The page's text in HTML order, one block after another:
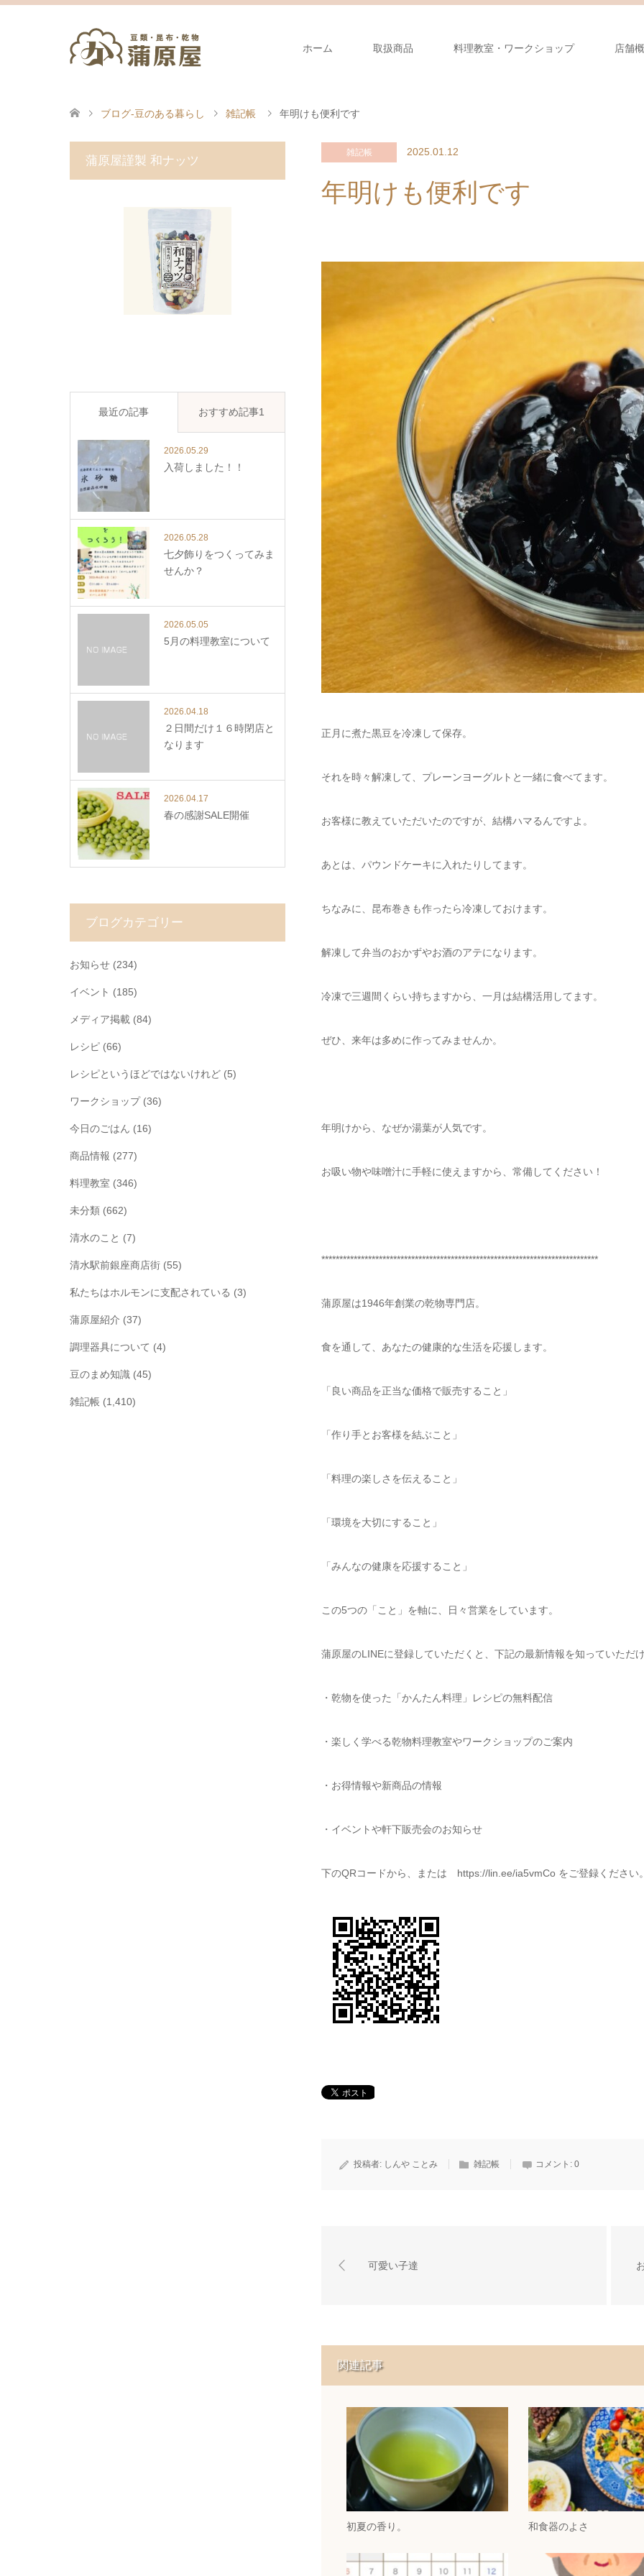
ホーム 取扱商品 料理教室・ワークショップ 店舗
ブログ-豆のある暮らし 雑記帳 年明けも便利です
雑記帳 2025.01.12
年明けも便利です
正月に煮た黒豆を冷凍して保存。
それを時々解凍して、プレーンヨーグルトと一緒に食べてます。
お客様に教えていただいたのですが、結構ハマるんですよ。
あとは、パウンドケーキに入れたりしてます。
ちなみに、昆布巻きも作ったら冷凍しておけます。
解凍して弁当のおかずやお酒のアテになります。
冷凍で三週間くらい持ちますから、一月は結構活用してます。
ぜひ、来年は多めに作ってみませんか。
年明けから、なぜか湯葉が人気です。
お吸い物や味噌汁に手軽に使えますから、常備してください！
*****************************************************************************
蒲原屋は1946年創業の乾物専門店。
食を通して、あなたの健康的な生活を応援します。
「良い商品を正当な価格で販売すること」
「作り手とお客様を結ぶこと」
「料理の楽しさを伝えること」
「環境を大切にすること」
「みんなの健康を応援すること」
この5つの「こと」を軸に、日々営業をしています。
蒲原屋のLINEに登録していただくと、下記の最新情報を知っていただけ
・乾物を使った「かんたん料理」レシピの無料配信
・楽しく学べる乾物料理教室やワークショップのご案内
・お得情報や新商品の情報
・イベントや軒下販売会のお知らせ
下のQRコードから、または https://lin.ee/ia5vmCo をご登録ください。
投稿者: しんや ことみ 雑記帳 コメント: 0
可愛い子達
関連記事
初夏の香り。 和食器のよさ
蒲原屋謹製 和ナッツ
最近の記事 おすすめ記事1
2026.05.29
入荷しました！！
2026.05.28
七夕飾りをつくってみま
せんか？
2026.05.05
5月の料理教室について
2026.04.18
２日間だけ１６時閉店と
なります
2026.04.17
春の感謝SALE開催
ブログカテゴリー
お知らせ (234)
イベント (185)
メディア掲載 (84)
レシピ (66)
レシピというほどではないけれど (5)
ワークショップ(36)
今日のごはん (16)
商品情報 (277)
料理教室 (346)
未分類 (662)
清水のこと (7)
清水駅前銀座商店街 (55)
私たちはホルモンに支配されている (3)
蒲原屋紹介 (37)
調理器具について (4)
豆のまめ知識 (45)
雑記帳 (1,410)